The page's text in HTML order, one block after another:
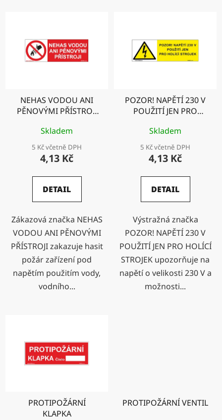
NEHAS VODOU ANI
PĚNOVÝMI PŘÍSTROJI
Skladem
5 Kč včetně DPH
4,13 Kč
DETAIL
Zákazová značka NEHAS
VODOU ANI PĚNOVÝMI
PŘÍSTROJI zakazuje hasit
požár zařízení pod
napětím použitím vody,
vodního...
POZOR! NAPĚTÍ 230 V
POUŽITÍ JEN PRO
Skladem
5 Kč včetně DPH
4,13 Kč
DETAIL
Výstražná značka
POZOR! NAPĚTÍ 230 V
POUŽITÍ JEN PRO HOLÍCÍ
STROJEK upozorňuje na
napětí o velikosti 230 V a
možnosti...
PROTIPOŽÁRNÍ
KLAPKA
PROTIPOŽÁRNÍ VENTIL